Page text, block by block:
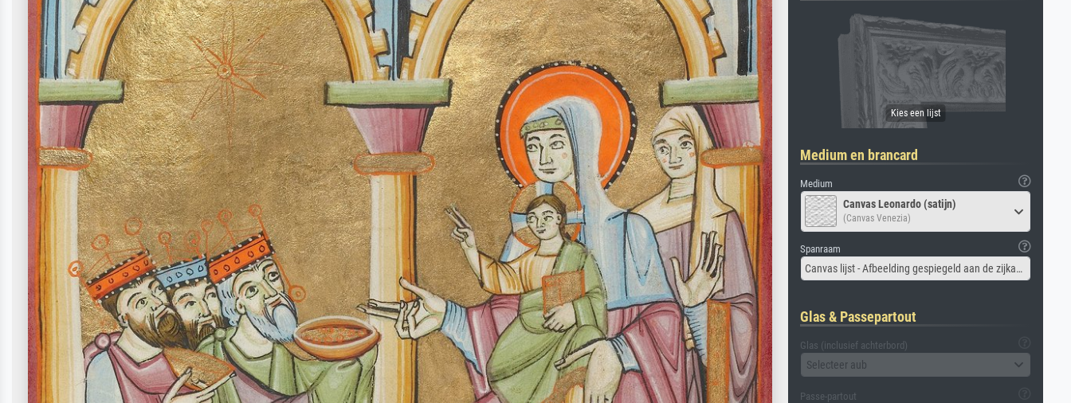
Medium en brancard
Medium
Canvas Leonardo (satijn)
(Canvas Venezia)
Spanraam
Canvas lijst - Afbeelding gespiegeld aan de zijkant
Glas & Passepartout
Glas (inclusief achterbord)
Selecteer aub
Passe-partout